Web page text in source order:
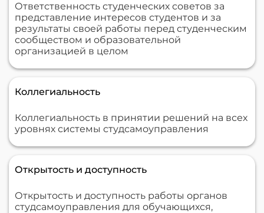
Ответственность студенческих советов за
представление интересов студентов и за
результаты своей работы перед студенческим
сообществом и образовательной
организацией в целом
Коллегиальность
Коллегиальность в принятии решений на всех
уровнях системы студсамоуправления
Открытость и доступность
Открытость и доступность работы органов
студсамоуправления для обучающихся,